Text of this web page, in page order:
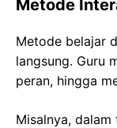
Metode
Metode belajar
langsung. Guru
peran, hingga
Misalnya, dalam